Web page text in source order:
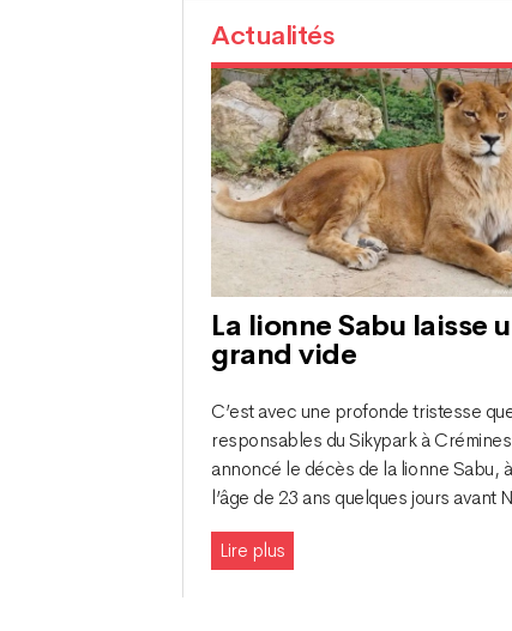
Actualités
La lionne Sabu laisse
grand vide
C’est avec une profonde tristesse
responsables du Sikypark à
annoncé le décès de la lionne Sabu, à
l’âge de 23 ans quelques jours avant
Lire plus